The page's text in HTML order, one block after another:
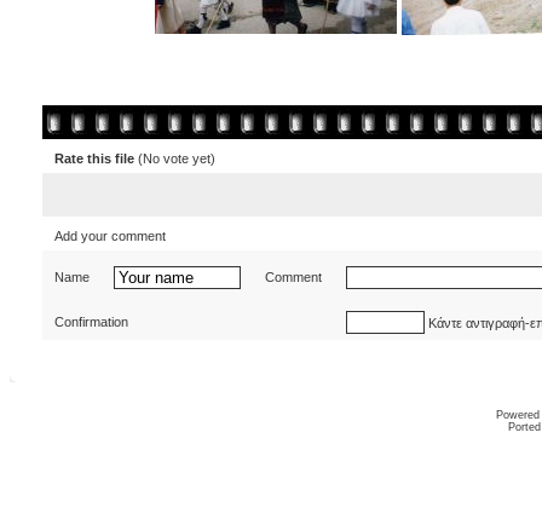
Rate this file (No vote yet)
Add your comment
Name Comment
Confirmation Κάντε αντιγραφή-